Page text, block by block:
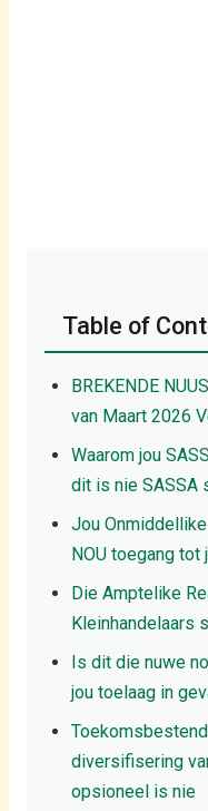
Table of
BREKENDE
van Maart 2026
Waarom jou
dit is nie SASSA
Jou
NOU toegang tot
Die Amptelike
Kleinhandelaars
Is dit die nuwe
jou toelaag in
diversifisering
opsioneel is nie